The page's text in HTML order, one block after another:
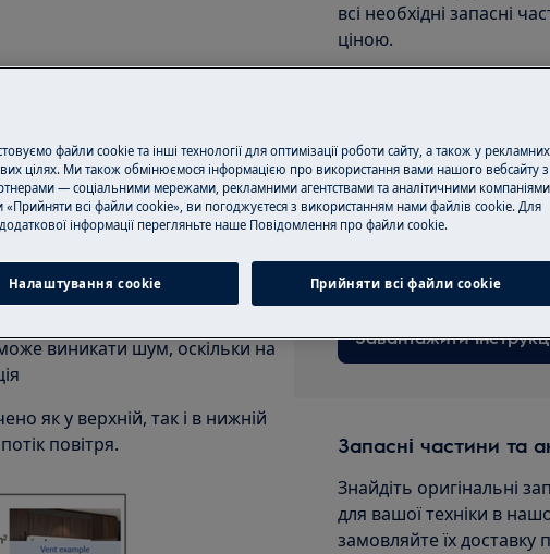
дотримані. Зверніться до
разом із вашим приладом
для забезпечення належної
приладів, де для
може виникати шум, оскільки на
як у верхній, так і в нижній
повітря.
всі необхідні запасні
ціною.
Завантажити
Знайдіть інструкцію
Завантажити
Запасні частини та
Знайдіть оригінальні
для вашої техніки в
замовляйте їх доставку
файли cookie та інші технології для оптимізації роботи сайту, а також у рекламних
цілях. Ми також обмінюємося інформацією про використання вами нашого вебсайту з
— соціальними мережами, рекламними агентствами та аналітичними
«Прийняти всі файли cookie», ви погоджуєтеся з використанням нами файлів cookie. Для
інформації перегляньте наше Пoвідомлення прo файли cookie.
Налаштування cookie Прийняти всі файли сookie